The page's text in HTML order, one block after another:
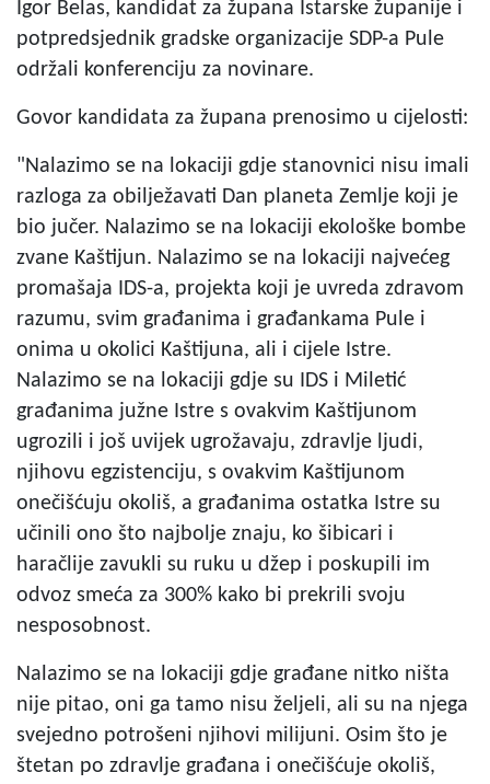
Igor Belas, kandidat za župana Istarske županije i
potpredsjednik gradske organizacije SDP-a Pule
održali konferenciju za novinare.
Govor kandidata za župana prenosimo u cijelosti:
"Nalazimo se na lokaciji gdje stanovnici nisu imali
razloga za obilježavati Dan planeta Zemlje koji je
bio jučer. Nalazimo se na lokaciji ekološke bombe
zvane Kaštijun. Nalazimo se na lokaciji najvećeg
promašaja IDS-a, projekta koji je uvreda zdravom
razumu, svim građanima i građankama Pule i
onima u okolici Kaštijuna, ali i cijele Istre.
Nalazimo se na lokaciji gdje su IDS i Miletić
građanima južne Istre s ovakvim Kaštijunom
ugrozili i još uvijek ugrožavaju, zdravlje ljudi,
njihovu egzistenciju, s ovakvim Kaštijunom
onečišćuju okoliš, a građanima ostatka Istre su
učinili ono što najbolje znaju, ko šibicari i
haračlije zavukli su ruku u džep i poskupili im
odvoz smeća za 300% kako bi prekrili svoju
nesposobnost.
Nalazimo se na lokaciji gdje građane nitko ništa
nije pitao, oni ga tamo nisu željeli, ali su na njega
svejedno potrošeni njihovi milijuni. Osim što je
štetan po zdravlje građana i onečišćuje okoliš,